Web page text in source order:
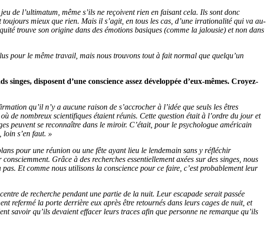
de l’ultimatum, même s’ils ne reçoivent rien en faisant cela. Ils sont donc
mieux que rien. Mais il s’agit, en tous les cas, d’une irrationalité qui va au-
trouve son origine dans des émotions basiques (comme la jalousie) et non dans
pour le même travail, mais nous trouvons tout à fait normal que quelqu’un
disposent d’une conscience assez développée d’eux-mêmes. Croyez-
qu’il n’y a aucune raison de s’accrocher à l’idée que seuls les êtres
de nombreux scientifiques étaient réunis. Cette question était à l’ordre du jour et
peuvent se reconnaître dans le miroir. C’était, pour le psychologue américain
loin s’en faut. »
pour une réunion ou une fête ayant lieu le lendemain sans y réfléchir
Grâce à des recherches essentiellement axées sur des singes, nous
Et comme nous utilisons la conscience pour ce faire, c’est probablement leur
de recherche pendant une partie de la nuit. Leur escapade serait passée
refermé la porte derrière eux après être retournés dans leurs cages de nuit, et
savoir qu’ils devaient effacer leurs traces afin que personne ne remarque qu’ils